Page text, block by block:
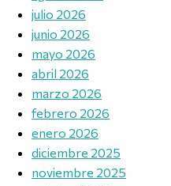
julio 2026
junio 2026
mayo 2026
abril 2026
marzo 2026
febrero 2026
enero 2026
diciembre 2025
noviembre 2025